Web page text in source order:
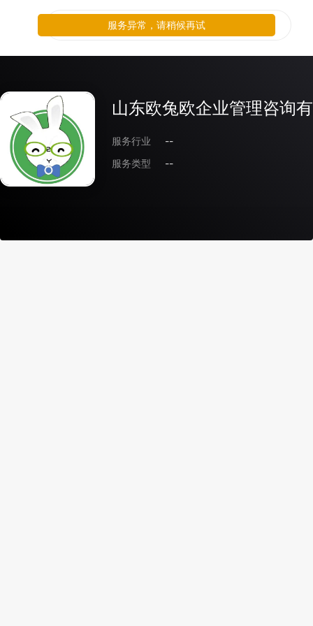
山东欧兔欧企业管理咨询
服务行业
--
服务类型
--
服务异常，请稍候再试